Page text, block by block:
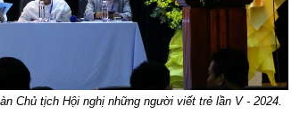
Chủ tịch Hội nghị những người viết trẻ lần V - 2024.